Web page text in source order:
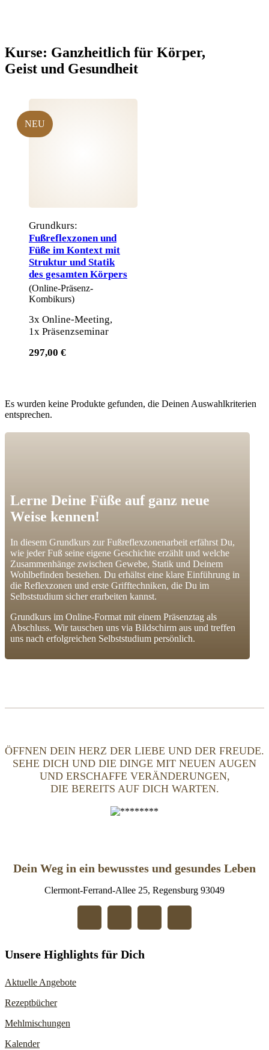
Kurse: Ganzheitlich für Körper,
Geist und Gesundheit
NEU
Grundkurs:
Fußreflexzonen und
Füße im Kontext mit
Struktur und Statik
des gesamten Körpers
(Online-Präsenz-
Kombikurs)
3x Online-Meeting,
1x Präsenzseminar
297,00 €
Es wurden keine Produkte gefunden, die Deinen Auswahlkriterien
entsprechen.
Lerne Deine Füße auf ganz neue
Weise kennen!
In diesem Grundkurs zur Fußreflexzonenarbeit erfährst Du,
wie jeder Fuß seine eigene Geschichte erzählt und welche
Zusammenhänge zwischen Gewebe, Statik und Deinem
Wohlbefinden bestehen. Du erhältst eine klare Einführung in
die Reflexzonen und erste Grifftechniken, die Du im
Selbststudium sicher erarbeiten kannst.
Grundkurs im Online-Format mit einem Präsenztag als
Abschluss. Wir tauschen uns via Bildschirm aus und treffen
uns nach erfolgreichen Selbststudium persönlich.
ÖFFNEN DEIN HERZ DER LIEBE UND DER FREUDE.
SEHE DICH UND DIE DINGE MIT NEUEN AUGEN
UND ERSCHAFFE VERÄNDERUNGEN,
DIE BEREITS AUF DICH WARTEN.
Dein Weg in ein bewusstes und gesundes Leben
Clermont-Ferrand-Allee 25, Regensburg 93049
Unsere Highlights für Dich
Aktuelle Angebote
Rezeptbücher
Mehlmischungen
Kalender